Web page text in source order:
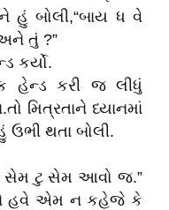
હું બોલી,“બાય ધ વે
તું ?”
કર્યો.
કરી જ લીધું
મિત્રતાને ધ્યાનમાં
ઉભી થતા બોલી.
સેમ ટુ સેમ આવો જ.”
હવે એમ ન કહેજે કે